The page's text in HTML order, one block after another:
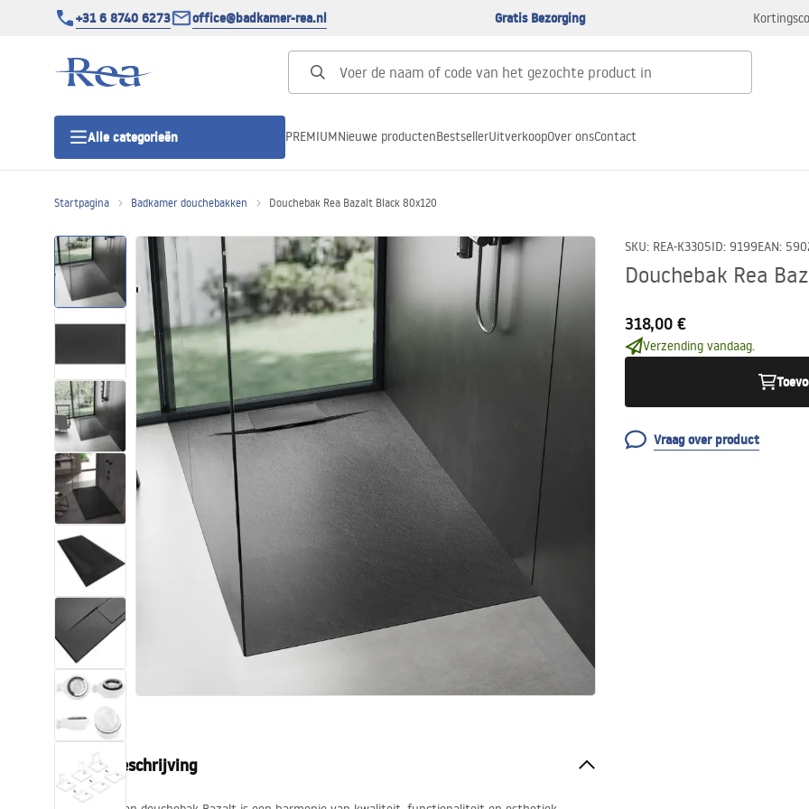
+31 6 8740 6273 office@badkamer-rea.nl Gratis Bezorging
Alle categorieën
Douchedeur
Douchebakken
Lineaire Douchegoten
Toiletten
Wastafels
Baden en badwanden
Kranen
Douches
Keuken
Badkameraccessoires
PREMIUMNieuwe productenBestsellerUitverkoopOver onsContact
Startpagina Badkamer douchebakken Douchebak Rea Bazalt Black 80x120
SKU: REA-K3305ID: 9199EAN:
Douchebak Rea
318,00 €
Verzending vandaag.
Vraag over product
Productbeschrijving